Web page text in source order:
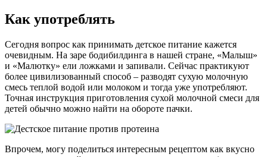
Как употреблять
Сегодня вопрос как принимать детское питание кажется
очевидным. На заре бодибилдинга в нашей стране, «Малыш»
и «Малютку» ели ложками и запивали. Сейчас практикуют
более цивилизованный способ – разводят сухую молочную
смесь теплой водой или молоком и тогда уже употребляют.
Точная инструкция приготовления сухой молочной смеси для
детей обычно можно найти на обороте пачки.
Впрочем, могу поделиться интересным рецептом как вкусно